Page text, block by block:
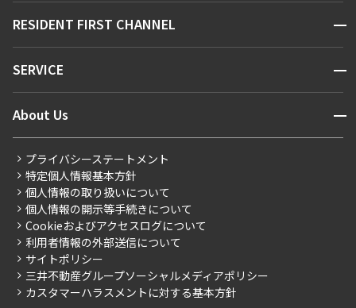
新着情報から探す
新着募集情報
こだわりから探す
こだわり一覧
プレミアムマンション
新築
当社限定（港区・渋谷区）
当社限定（港区・渋谷区以外）
三井不動産企画
お問い合わせ
RESIDENT FIRST CHANNEL 開閉
マンションレポート
住まいのコラム
SERVICE 開閉
会員ページ
ご入居・提携サービス
お部屋探しからご契約まで
よくあるご質問
社宅紹介
【仲介会社様向け】当社仲介事業部取り扱い物件入居申込
About Us 開閉
会社情報
事業案内
採用情報
ニュースリリース
お問い合わせ
プライバシーステートメント
特定個人情報基本方針
個人情報の取り扱いについて
個人情報の開示等手続きについて
Cookieおよびアクセスログについて
利用者情報の外部送信について
サイトポリシー
三井不動産グループソーシャルメディアポリシー
カスタマーハラスメントに対する基本方針